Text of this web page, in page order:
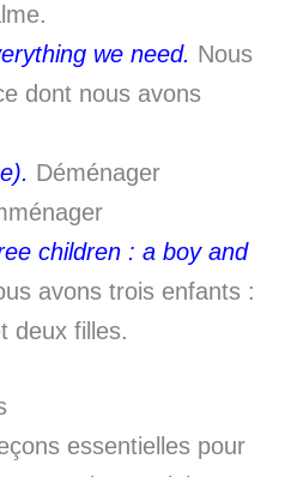
we need. Nous
dont nous avons
Déménager
children : a boy and
avons trois enfants :
deux filles.
essentielles pour